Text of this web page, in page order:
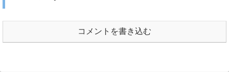
コメントを書き込む